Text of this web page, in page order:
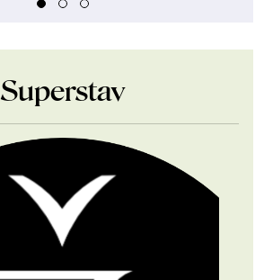
Superstav